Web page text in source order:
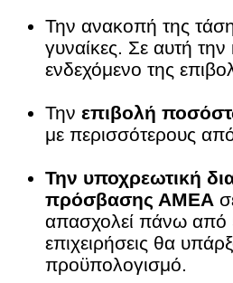
Την ανακοπή της
γυναίκες. Σε αυτή την
ενδεχόμενο της
Την επιβολή
με περισσότερους
Την υποχρεωτική
πρόσβασης ΑΜΕΑ
απασχολεί πάνω από
επιχειρήσεις θα
προϋπολογισμό.